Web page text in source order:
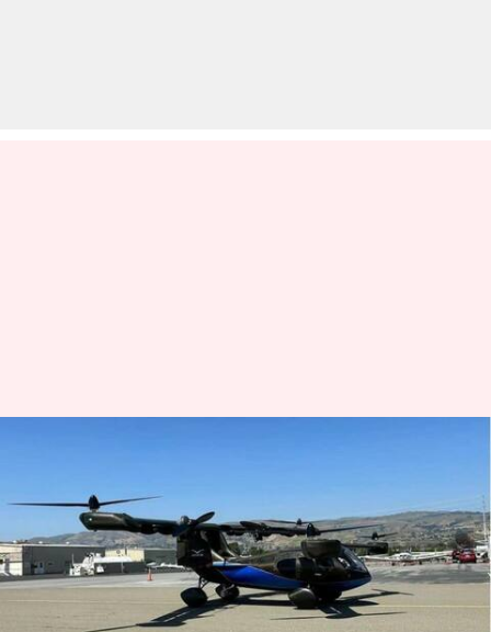
model A5-nya
menulis Bob Aug 23, 2023 10:47 am
Apa ceritanya